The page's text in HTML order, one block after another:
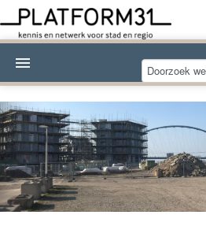
Nieuwsthema's
Kennisdossiers
Over Platform31
Abonneren